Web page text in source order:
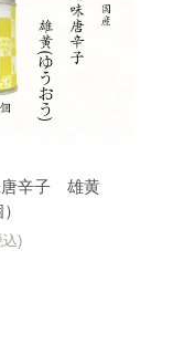
唐辛子 雄黄
込)